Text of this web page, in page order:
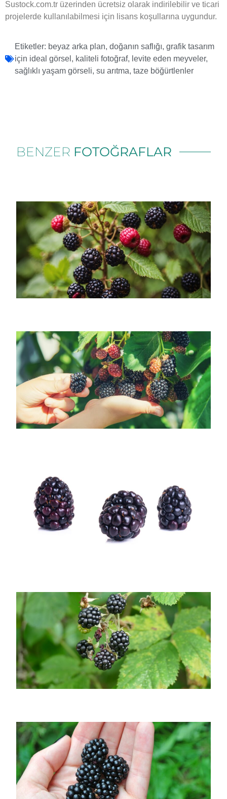
Sustock.com.tr üzerinden ücretsiz olarak indirilebilir ve ticari
projelerde kullanılabilmesi için lisans koşullarına uygundur.
Etiketler: beyaz arka plan, doğanın saflığı, grafik tasarım
için ideal görsel , kaliteli fotoğraf, levite eden meyveler,
sağlıklı yaşam görseli, su arıtma, taze böğürtlenler
BENZER FOTOĞRAFLAR